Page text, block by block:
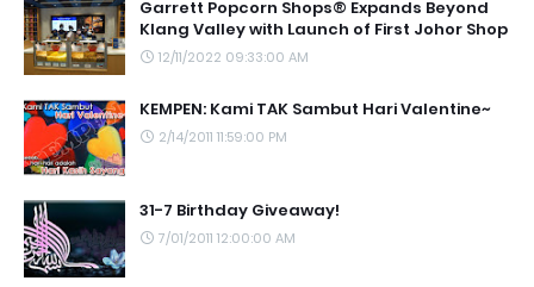
Garrett Popcorn Shops® Expands Beyond
Klang Valley with Launch of First Johor Shop
12/11/2022 09:33:00 AM
KEMPEN: Kami TAK Sambut Hari Valentine~
2/14/2011 11:59:00 PM
31-7 Birthday Giveaway!
7/01/2011 12:00:00 AM